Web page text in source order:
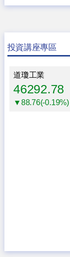
投資講座專區
道瓊工業
46292.78
▼88.76(-0.19%)